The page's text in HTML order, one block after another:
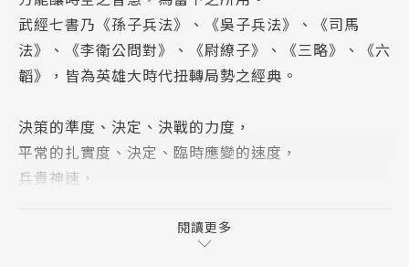
武經七書乃《孫子兵法》、《吳子兵法》、《司馬
法》、《李衛公問對》、《尉繚子》、《三略》、《六
韜》，皆為英雄大時代扭轉局勢之經典。
決策的準度、決定、決戰的力度，
平常的扎實度、決定、臨時應變的速度，
兵貴神速，
閱讀更多